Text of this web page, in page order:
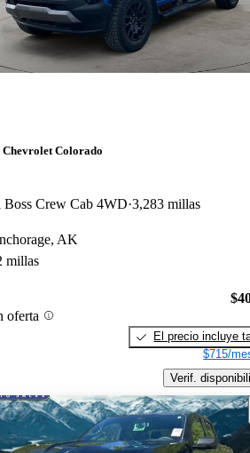
Chevrolet Colorado
Boss Crew Cab 4WD 3,283 millas
AK
millas
oferta
El precio incluye
$715/
Verif.
Aviso